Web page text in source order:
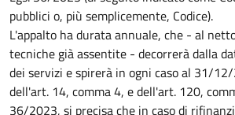
pubblici o, più semplicemente, Codice).
L'appalto ha durata annuale, che - al
tecniche già assentite - decorrerà dalla
dei servizi e spirerà in ogni caso al 31/
dell'art. 14, comma 4, e dell'art. 120,
36/2023, si precisa che in caso di